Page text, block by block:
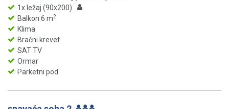
1x ležaj (90x200)
Balkon 6 m2
Klima
Bračni krevet
SAT TV
Ormar
Parketni pod